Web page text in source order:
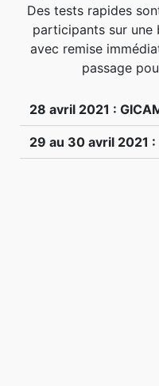
Des tests rapides
participants sur une
avec remise
passage
28 avril 2021 :
29 au 30 avril 2021 :